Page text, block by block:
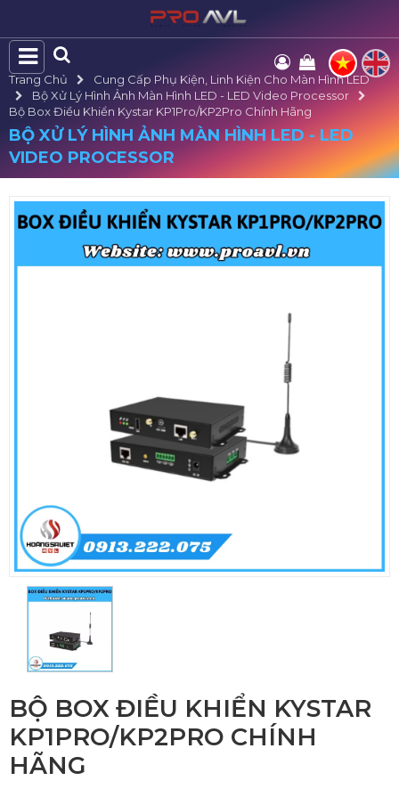
Trang Chủ
Cung Cấp Phụ Kiện, Linh Kiện Cho Màn Hình LED
Bộ Xử Lý Hình Ảnh Màn Hình LED - LED Video Processor
Bộ Box Điều Khiển Kystar KP1Pro/KP2Pro Chính Hãng
BỘ XỬ LÝ HÌNH ẢNH MÀN HÌNH LED - LED
VIDEO PROCESSOR
BỘ BOX ĐIỀU KHIỂN KYSTAR
KP1PRO/KP2PRO CHÍNH
HÃNG